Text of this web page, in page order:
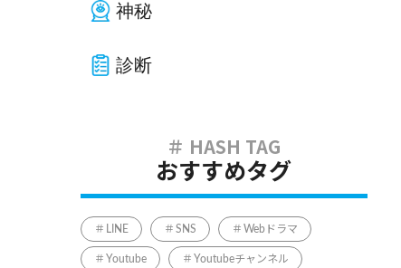
神秘
診断
おすすめタグ
LINE SNS Webドラマ
Youtube Youtubeチャンネル